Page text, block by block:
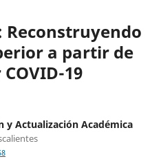
Reconstruyendo
a partir de
19
y Actualización Académica